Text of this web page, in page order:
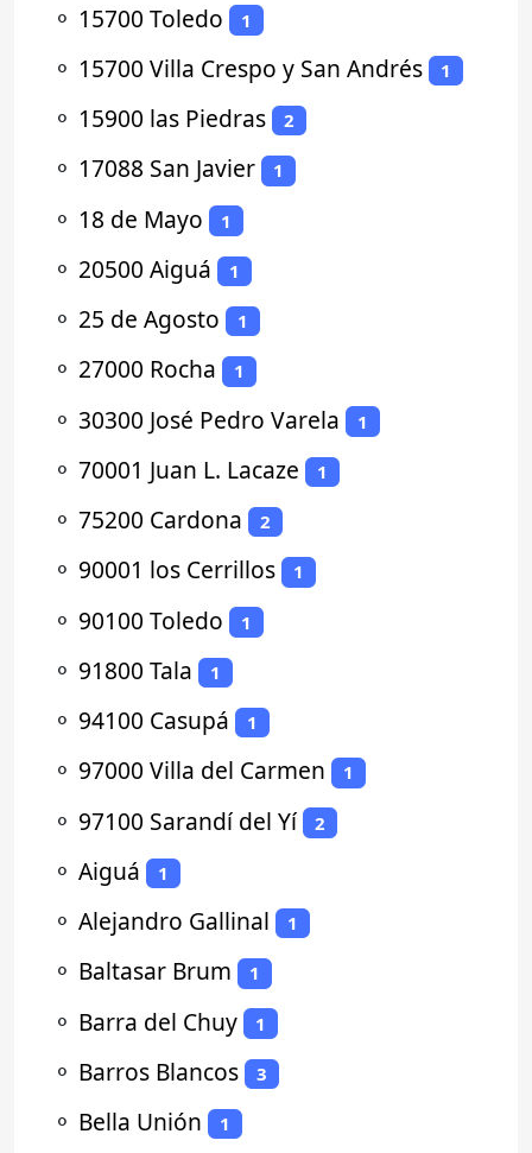
⚬ 15700 Toledo 1
⚬ 15700 Villa Crespo y San Andrés 1
⚬ 15900 las Piedras 2
⚬ 17088 San Javier 1
⚬ 18 de Mayo 1
⚬ 20500 Aiguá 1
⚬ 25 de Agosto 1
⚬ 27000 Rocha 1
⚬ 30300 José Pedro Varela 1
⚬ 70001 Juan L. Lacaze 1
⚬ 75200 Cardona 2
⚬ 90001 los Cerrillos 1
⚬ 90100 Toledo 1
⚬ 91800 Tala 1
⚬ 94100 Casupá 1
⚬ 97000 Villa del Carmen 1
⚬ 97100 Sarandí del Yí 2
⚬ Aiguá 1
⚬ Alejandro Gallinal 1
⚬ Baltasar Brum 1
⚬ Barra del Chuy 1
⚬ Barros Blancos 3
⚬ Bella Unión 1